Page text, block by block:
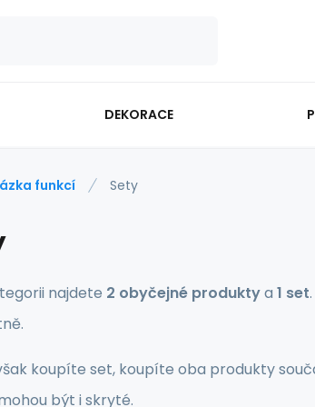
DEKORACE
funkcí Sety
najdete 2 obyčejné produktya 1 set
koupíte set, koupíte oba produkty
být i skryté.